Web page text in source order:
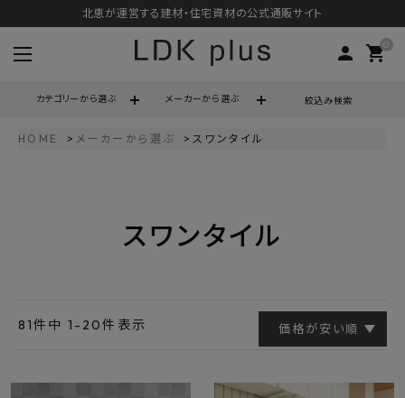
北恵が運営する建材・住宅資材の公式通販サイト
person 0
shopping_cart
カテゴリーから選ぶ メーカーから選ぶ 絞込み検索
06-6121-9302
ようこそ ゲスト 様
HOME メーカーから選ぶ スワンタイル
スワンタイル
価格が安い順
81件中 1 - 20件表示